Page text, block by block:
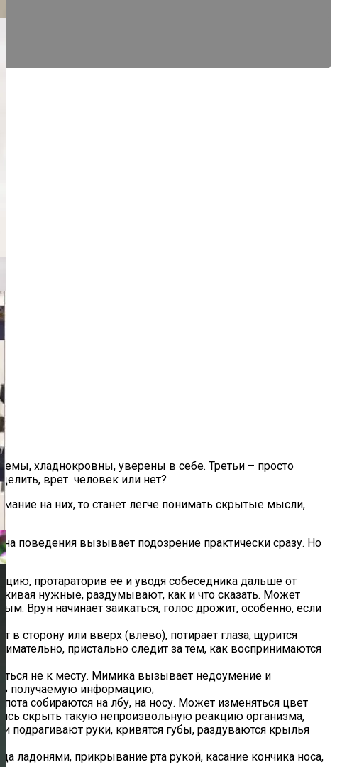
хладнокровны, уверены в себе. Третьи – просто
врет человек или нет?
на них, то станет легче понимать скрытые мысли,
поведения вызывает подозрение практически сразу. Но
протараторив ее и уводя собеседника дальше от
нужные, раздумывают, как и что сказать. Может
Врун начинает заикаться, голос дрожит, особенно, если
в сторону или вверх (влево), потирает глаза, щурится
пристально следит за тем, как воспринимаются
не к месту. Мимика вызывает недоумение и
получаемую информацию;
собираются на лбу, на носу. Может изменяться цвет
скрыть такую непроизвольную реакцию организма,
подрагивают руки, кривятся губы, раздуваются крылья
ладонями, прикрывание рта рукой, касание кончика носа,